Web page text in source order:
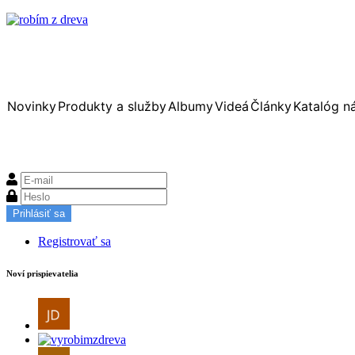
NovinkyProdukty a službyAlbumyVideá ČlánkyKatalóg
Prihlásiť sa
Registrovať sa
Noví prispievatelia